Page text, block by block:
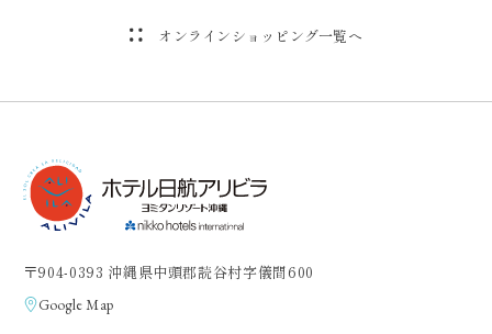
オンラインショッピング一覧へ
〒904-0393 沖縄県中頭郡読谷村字儀間600
Google Map